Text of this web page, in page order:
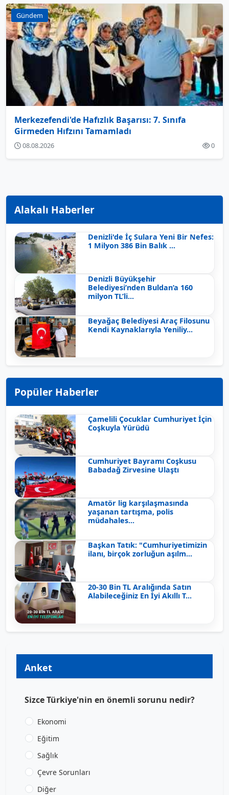
Gündem
Merkezefendi'de Hafızlık Başarısı: 7. Sınıfa
Girmeden Hıfzını Tamamladı
08.08.2026 0
Alakalı Haberler
Denizli'de İç Sulara Yeni Bir Nefes:
1 Milyon 386 Bin Balık ...
Denizli Büyükşehir
Belediyesi’nden Buldan’a 160
milyon TL’li...
Beyağaç Belediyesi Araç Filosunu
Kendi Kaynaklarıyla Yeniliy...
Popüler Haberler
Çamelili Çocuklar Cumhuriyet İçin
Coşkuyla Yürüdü
Cumhuriyet Bayramı Coşkusu
Babadağ Zirvesine Ulaştı
Amatör lig karşılaşmasında
yaşanan tartışma, polis
müdahales...
Başkan Tatık: "Cumhuriyetimizin
ilanı, birçok zorluğun aşılm...
20-30 Bin TL Aralığında Satın
Alabileceğiniz En İyi Akıllı T...
Anket
Sizce Türkiye'nin en önemli sorunu nedir?
Ekonomi
Eğitim
Sağlık
Çevre Sorunları
Diğer